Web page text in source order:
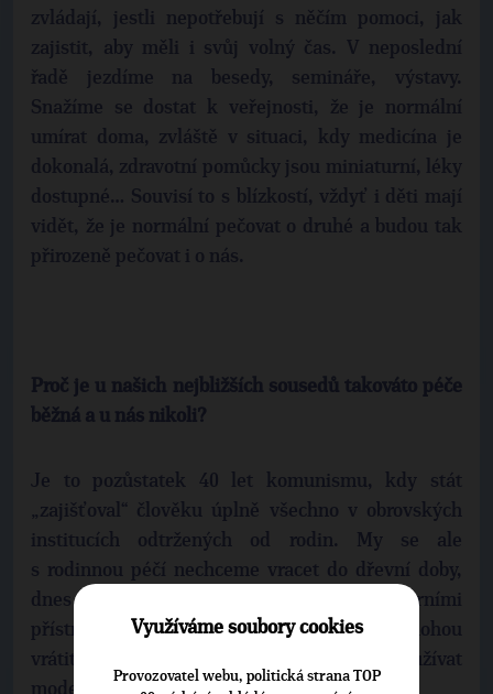
zvládají, jestli nepotřebují s něčím pomoci, jak
zajistit, aby měli i svůj volný čas. V neposlední
řadě jezdíme na besedy, semináře, výstavy.
Snažíme se dostat k veřejnosti, že je normální
umírat doma, zvláště v situaci, kdy medicína je
dokonalá, zdravotní pomůcky jsou miniaturní, léky
dostupné… Souvisí to s blízkostí, vždyť i děti mají
vidět, že je normální pečovat o druhé a budou tak
přirozeně pečovat i o nás.
Proč je u našich nejbližších sousedů takováto péče
běžná a u nás nikoli?
Je to pozůstatek 40 let komunismu, kdy stát
„zajišťoval“ člověku úplně všechno v obrovských
institucích odtržených od rodin. My se ale
s rodinnou péčí nechceme vracet do dřevní doby,
dnes je možné zajistit tuto péči s moderními
přístroji, pomůckami i léky. Rodiny se tak mohou
vrátit k přirozené péči o blízké a přitom využívat
moderní zázemí.
Využíváme soubory cookies
Provozovatel webu, politická strana TOP